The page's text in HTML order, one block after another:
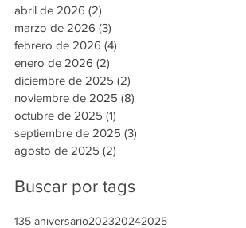
abril de 2026 (2)
marzo de 2026 (3)
febrero de 2026 (4)
enero de 2026 (2)
diciembre de 2025 (2)
noviembre de 2025 (8)
octubre de 2025 (1)
septiembre de 2025 (3)
agosto de 2025 (2)
Buscar por tags
135 aniversario202320242025